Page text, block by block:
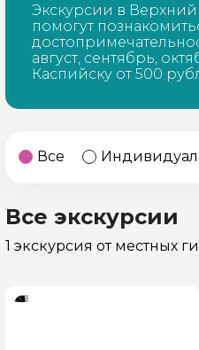
Экскурсии в Верхний
помогут
август, сентябрь,
Каспийску от 500
Все
Все экскурсии
1 экскурсия от местных